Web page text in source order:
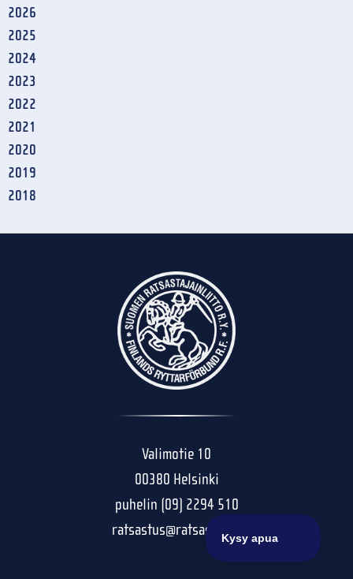
2026
2025
2024
2023
2022
2021
2020
2019
2018
Valimotie 10
00380 Helsinki
puhelin (09) 2294 510
ratsastus@ratsastus.fi